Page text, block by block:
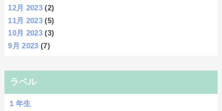
12月 2023 (2)
11月 2023 (5)
10月 2023 (3)
9月 2023 (7)
ラベル
１年生